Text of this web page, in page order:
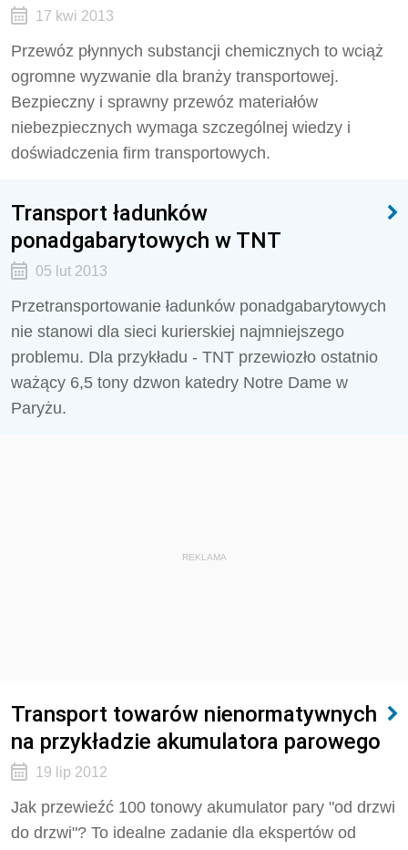
17 kwi 2013
Przewóz płynnych substancji chemicznych to wciąż
ogromne wyzwanie dla branży transportowej.
Bezpieczny i sprawny przewóz materiałów
niebezpiecznych wymaga szczególnej wiedzy i
doświadczenia firm transportowych.
Transport ładunków
ponadgabarytowych w TNT
05 lut 2013
Przetransportowanie ładunków ponadgabarytowych
nie stanowi dla sieci kurierskiej najmniejszego
problemu. Dla przykładu - TNT przewiozło ostatnio
ważący 6,5 tony dzwon katedry Notre Dame w
Paryżu.
REKLAMA
Transport towarów nienormatywnych
na przykładzie akumulatora parowego
19 lip 2012
Jak przewieźć 100 tonowy akumulator pary "od drzwi
do drzwi"? To idealne zadanie dla ekspertów od